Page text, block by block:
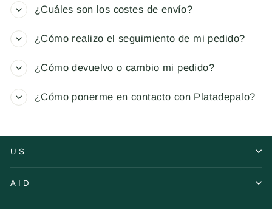
¿Cuáles son los costes de envío?
¿Cómo realizo el seguimiento de mi pedido?
¿Cómo devuelvo o cambio mi pedido?
¿Cómo ponerme en contacto con Platadepalo?
US
AID